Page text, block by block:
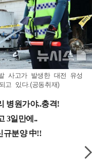
사고가 발생한 대전 유성
고 있다.(공동취재)